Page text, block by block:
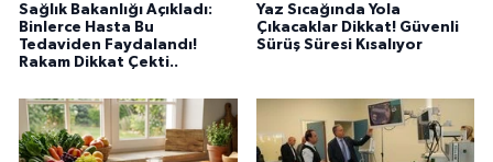
Sağlık Bakanlığı Açıkladı:
Binlerce Hasta Bu
Tedaviden Faydalandı!
Rakam Dikkat Çekti..
Yaz Sıcağında Yola
Çıkacaklar Dikkat! Güvenli
Sürüş Süresi Kısalıyor